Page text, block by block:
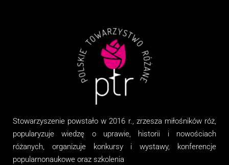
Stowarzyszenie powstało w 2016 r., zrzesza miłośników róż,
popularyzuje wiedzę o uprawie, historii i nowościach
różanych, organizujekonkursy i wystawy, konferencje
popularnonaukowe oraz szkolenia